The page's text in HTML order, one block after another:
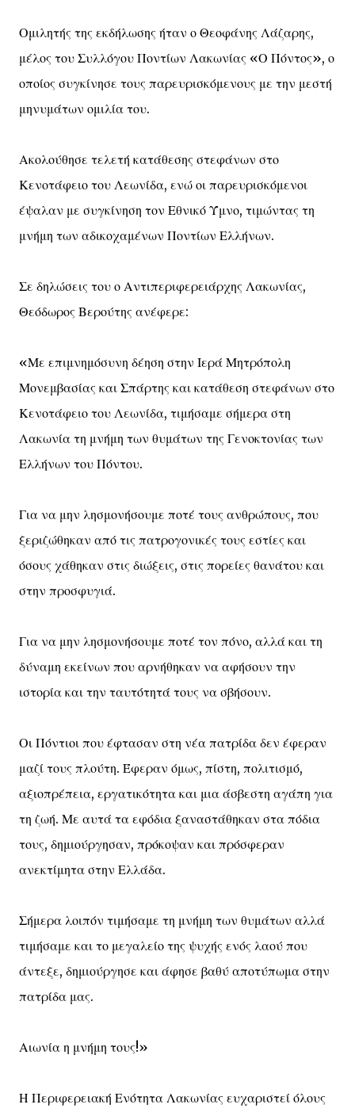
Ομιλητής της εκδήλωσης ήταν ο Θεοφάνης Λάζαρης,
μέλος του Συλλόγου Ποντίων Λακωνίας «Ο Πόντος», ο
οποίος συγκίνησε τους παρευρισκόμενους με την μεστή
μηνυμάτων ομιλία του.
Ακολούθησε τελετή κατάθεσης στεφάνων στο
Κενοτάφειο του Λεωνίδα, ενώ οι παρευρισκόμενοι
έψαλαν με συγκίνηση τον Εθνικό Ύμνο, τιμώντας τη
μνήμη των αδικοχαμένων Ποντίων Ελλήνων.
Σε δηλώσεις του ο Αντιπεριφερειάρχης Λακωνίας,
Θεόδωρος Βερούτης ανέφερε:
«Με επιμνημόσυνη δέηση στην Ιερά Μητρόπολη
Μονεμβασίας και Σπάρτης και κατάθεση στεφάνων στο
Κενοτάφειο του Λεωνίδα, τιμήσαμε σήμερα στη
Λακωνία τη μνήμη των θυμάτων της Γενοκτονίας των
Ελλήνων του Πόντου.
Για να μην λησμονήσουμε ποτέ τους ανθρώπους, που
ξεριζώθηκαν από τις πατρογονικές τους εστίες και
όσους χάθηκαν στις διώξεις, στις πορείες θανάτου και
στην προσφυγιά.
Για να μην λησμονήσουμε ποτέ τον πόνο, αλλά και τη
δύναμη εκείνων που αρνήθηκαν να αφήσουν την
ιστορία και την ταυτότητά τους να σβήσουν.
Οι Πόντιοι που έφτασαν στη νέα πατρίδα δεν έφεραν
μαζί τους πλούτη. Έφεραν όμως, πίστη, πολιτισμό,
αξιοπρέπεια, εργατικότητα και μια άσβεστη αγάπη για
τη ζωή. Με αυτά τα εφόδια ξαναστάθηκαν στα πόδια
τους, δημιούργησαν, πρόκοψαν και πρόσφεραν
ανεκτίμητα στην Ελλάδα.
Σήμερα λοιπόν τιμήσαμε τη μνήμη των θυμάτων αλλά
τιμήσαμε και το μεγαλείο της ψυχής ενός λαού που
άντεξε, δημιούργησε και άφησε βαθύ αποτύπωμα στην
πατρίδα μας.
Αιωνία η μνήμη τους!»
Η Περιφερειακή Ενότητα Λακωνίας ευχαριστεί όλους